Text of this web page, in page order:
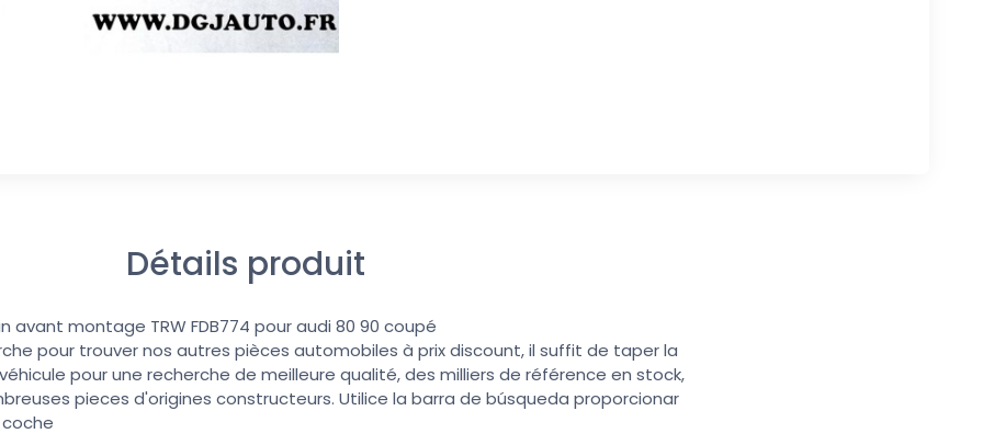
Détails produit
avant montage TRW FDB774 pour audi 80 90 coupé
pour trouver nos autres pièces automobiles à prix discount, il suffit de taper la
pour une recherche de meilleure qualité, des milliers de référence en stock,
pieces d'origines constructeurs. Utilice la barra de búsqueda proporcionar